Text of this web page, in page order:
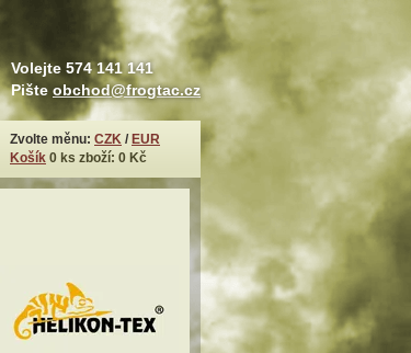
Volejte 574 141 141
Pište obchod@frogtac.cz
Zvolte měnu: CZK / EUR
Košík 0 ks zboží: 0 Kč